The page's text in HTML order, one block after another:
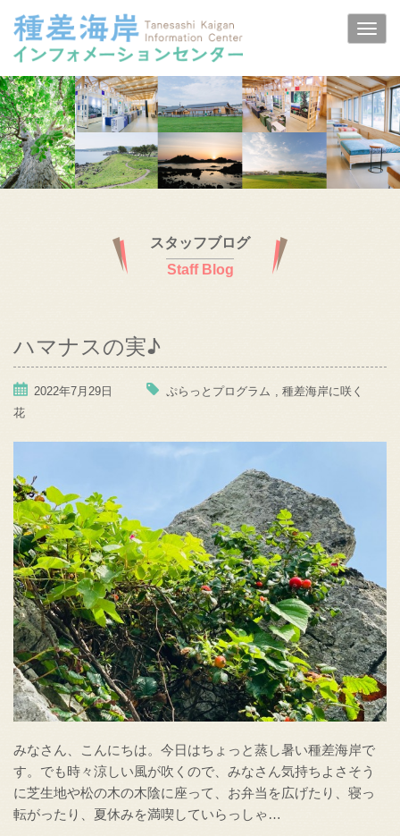
スタッフブログ
Staff Blog
ハマナスの実♪
2022年7月29日 ぷらっとプログラム , 種差海岸に咲く
花
みなさん、こんにちは。今日はちょっと蒸し暑い種差海岸で
す。でも時々涼しい風が吹くので、みなさん気持ちよさそう
に芝生地や松の木の木陰に座って、お弁当を広げたり、寝っ
転がったり、夏休みを満喫していらっしゃ…